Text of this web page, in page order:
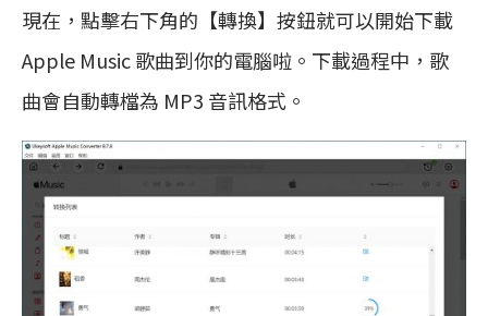
現在，點擊右下角的【轉換】按鈕就可以開始下載
Apple Music 歌曲到你的電腦啦。下載過程中，歌
曲會自動轉檔為 MP3 音訊格式。